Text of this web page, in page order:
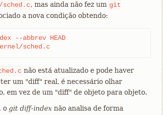
sched.c, mas ainda não fez um git
a nova condição obtendo:
--abbrev HEAD
100644 7476bb5ba 000000000 M	kernel/sched.c
não está atualizado e pode haver
um "diff" real, é necessário olhar
em vez de um "diff" de objeto para objeto.
o git diff-index não analisa de forma